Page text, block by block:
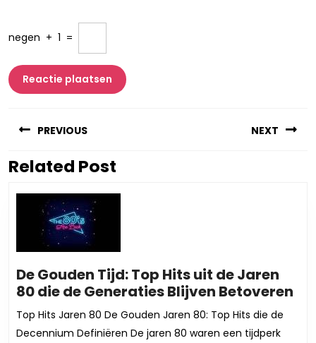
negen + 1 =
PREVIOUS
Vorig
NEXT
Related Post
De Gouden Tijd: Top Hits uit de Jaren
80 die de Generaties Blijven Betoveren
Top Hits Jaren 80 De Gouden Jaren 80: Top Hits die de
Decennium Definiëren De jaren 80 waren een tijdperk